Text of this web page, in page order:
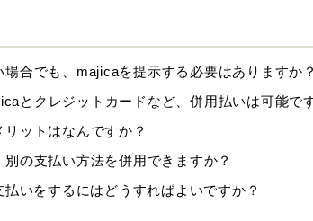
合でも、majicaを提示する必要はありますか？
とクレジットカードなど、併用払いは可能で
ットはなんですか？
の支払い方法を併用できますか？
いをするにはどうすればよいですか？